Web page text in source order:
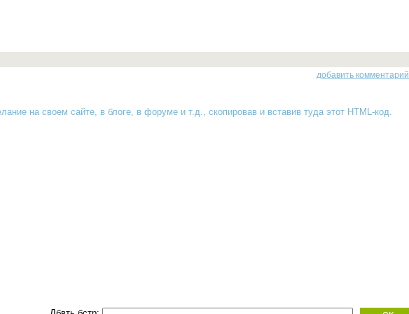
добавить комментарий
на своем сайте, в блоге, в форуме и т.д., скопировав и вставив туда этот HTML-код.